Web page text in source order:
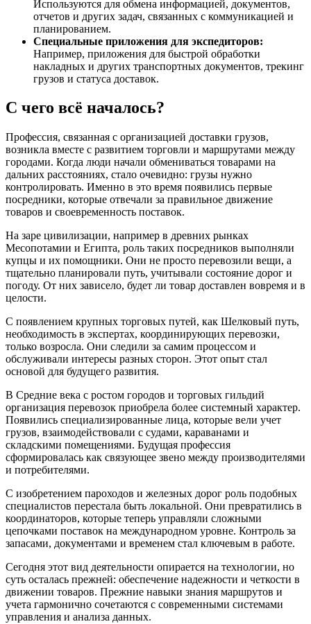
Используются для обмена информацией, документов,
отчетов и других задач, связанных с коммуникацией и
планированием.
Специальные приложения для экспедиторов:
Например, приложения для быстрой обработки
накладных и других транспортных документов, трекинг
грузов и статуса доставок.
С чего всё началось?
Профессия, связанная с организацией доставки грузов,
возникла вместе с развитием торговли и маршрутами между
городами. Когда люди начали обмениваться товарами на
дальних расстояниях, стало очевидно: грузы нужно
контролировать. Именно в это время появились первые
посредники, которые отвечали за правильное движение
товаров и своевременность поставок.
На заре цивилизации, например в древних рынках
Месопотамии и Египта, роль таких посредников выполняли
купцы и их помощники. Они не просто перевозили вещи, а
тщательно планировали путь, учитывали состояние дорог и
погоду. От них зависело, будет ли товар доставлен вовремя и в
целости.
С появлением крупных торговых путей, как Шелковый путь,
необходимость в экспертах, координирующих перевозки,
только возросла. Они следили за самим процессом и
обслуживали интересы разных сторон. Этот опыт стал
основой для будущего развития.
В Средние века с ростом городов и торговых гильдий
организация перевозок приобрела более системный характер.
Появились специализированные лица, которые вели учет
грузов, взаимодействовали с судами, караванами и
складскими помещениями. Будущая профессия
сформировалась как связующее звено между производителями
и потребителями.
С изобретением пароходов и железных дорог роль подобных
специалистов перестала быть локальной. Они превратились в
координаторов, которые теперь управляли сложными
цепочками поставок на международном уровне. Контроль за
запасами, документами и временем стал ключевым в работе.
Сегодня этот вид деятельности опирается на технологии, но
суть осталась прежней: обеспечение надежности и четкости в
движении товаров. Прежние навыки знания маршрутов и
учета гармонично сочетаются с современными системами
управления и анализа данных.